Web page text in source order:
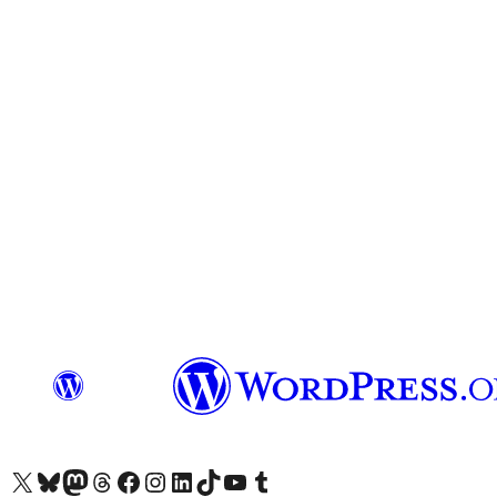
Navštivte náš účet na X (dříve Twitter)
Navštivte náš Bluesky účetNavštivte náš účet Mastodon
Navštivte náš Threads účetNavštivte naši stránku na Facebooku
Navštivte náš Instagram účetNavštivte náš LinkedIn účetNavštivte náš TikTok účetNavštivte náš YouTube kanálNavštivte náš Tumblr účet